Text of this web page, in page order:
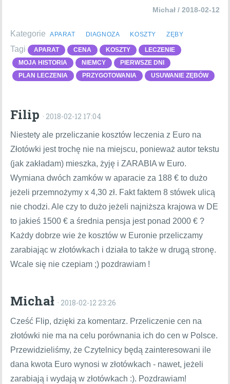
Michał / 2018-02-12
Kategorie APARAT DIAGNOZA KOSZTY ZĘBY
Tagi APARAT CENA KOSZTY
LECZENIE
MOJA HISTORIA
NIEMCY
PIERWSZE DNI
PLAN LECZENIA
PRZYGOTOWANIA USUWANIE ZĘBÓW
Filip · 2018-02-12 17:04
Niestety ale przeliczanie kosztów leczenia z Euro na
Złotówki jest trochę nie na miejscu, ponieważ autor tekstu
(jak zakładam) mieszka, żyję i ZARABIA w Euro.
Wymiana dwóch zamków w aparacie za 188 € to dużo
jeżeli przemnożymy x 4,30 zł. Fakt faktem 8 stówek ulicą
nie chodzi. Ale czy to dużo jeżeli najniższa krajowa w DE
to jakieś 1500 € a średnia pensja jest ponad 2000 € ?
Każdy dobrze wie że kosztów w Euronie przeliczamy
zarabiając w złotówkach i działa to także w drugą stronę.
Wcale się nie czepiam ;) pozdrawiam !
Michał · 2018-02-12 23:26
Cześć Flip, dzięki za komentarz. Przeliczenie cen na
złotówki nie ma na celu porównania ich do cen w Polsce.
Przewidzieliśmy, że Czytelnicy będą zainteresowani ile
dana kwota Euro wynosi w złotówkach - nawet, jeżeli
zarabiają i wydają w złotówkach :). Pozdrawiam!